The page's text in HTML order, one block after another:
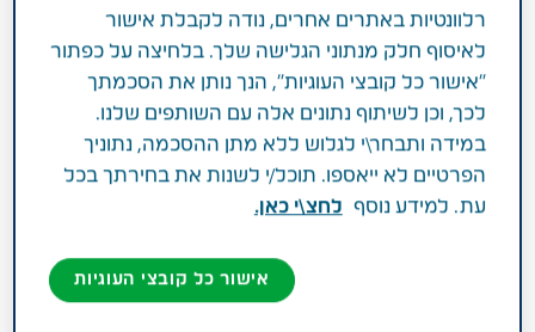
5 דקות
מאי 20, 2019
סביבה, חברה וממשל תאגידי (ESG)
ניסו לפצח את האתגר של טבע לאיתור
מוקדם של חולי צליאק בהתבסס על 'ביג
רלוונטיות באתרים אחרים, נודה לקבלת אישור
לאיסוף חלק מנתוני הגלישה שלך. בלחיצה על כפתור
"אישור כל קובצי העוגיות", הנך נותן את הסכמתך
לכך, וכן לשיתוף נתונים אלה עם השותפים שלנו.
במידה ותבחר\י לגלוש ללא מתן ההסכמה, נתוניך
הפרטיים לא ייאספו. תוכל/י לשנות את בחירתך בכל
עת. למידע נוסף
לחצ\י כאן.
אישור כל קובצי העוגיות